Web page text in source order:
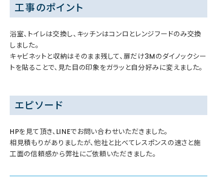
工事のポイント
浴室、トイレは交換し、キッチンはコンロとレンジフードのみ交換
しました。
キャビネットと収納はそのまま残して、扉だけ3Mのダイノックシー
トを貼ることで、見た目の印象をガラッと自分好みに変えました。
エピソード
HPを見て頂き、LINEでお問い合わせいただきました。
相見積もりがありましたが、他社と比べてレスポンスの速さと施
工面の信頼感から弊社にご依頼いただきました。